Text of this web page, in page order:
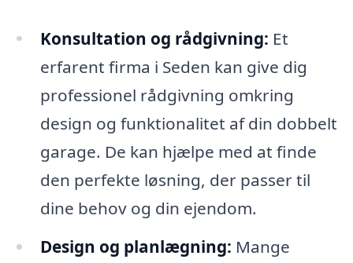
Konsultation og rådgivning: Et
erfarent firma i Seden kan give dig
professionel rådgivning omkring
design og funktionalitet af din dobbelt
garage. De kan hjælpe med at finde
den perfekte løsning, der passer til
dine behov og din ejendom.
Design og planlægning: Mange